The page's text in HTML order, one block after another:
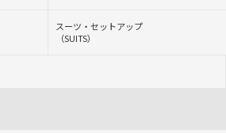
スーツ・セットアップ
（SUITS）